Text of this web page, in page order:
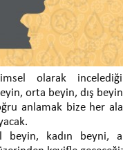
olarak
orta beyin, dış
anlamak bize her
beyin, kadın beyni,